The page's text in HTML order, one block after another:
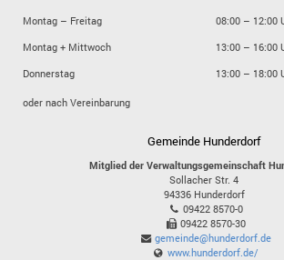
Montag – Freitag
08:00 – 12:00
Montag + Mittwoch
13:00 – 16:00
Donnerstag
13:00 – 18:00
oder nach Vereinbarung
Gemeinde Hunderdorf
Mitglied der Verwaltungsgemeinschaft
Sollacher Str. 4
94336 Hunderdorf
09422 8570-0
09422 8570-30
gemeinde@hunderdorf.de
www.hunderdorf.de/